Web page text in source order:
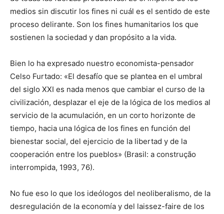
medios sin discutir los fines ni cuál es el sentido de este
proceso delirante. Son los fines humanitarios los que
sostienen la sociedad y dan propósito a la vida.
Bien lo ha expresado nuestro economista-pensador
Celso Furtado: «El desafío que se plantea en el umbral
del siglo XXI es nada menos que cambiar el curso de la
civilización, desplazar el eje de la lógica de los medios al
servicio de la acumulación, en un corto horizonte de
tiempo, hacia una lógica de los fines en función del
bienestar social, del ejercicio de la libertad y de la
cooperación entre los pueblos» (Brasil: a construção
interrompida, 1993, 76).
No fue eso lo que los ideólogos del neoliberalismo, de la
desregulación de la economía y del laissez-faire de los